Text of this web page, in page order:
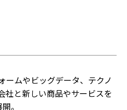
ームやビッグデータ、テクノ
社と新しい商品やサービスを
。